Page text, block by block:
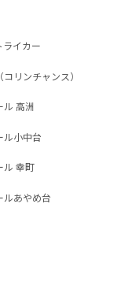
ライカー
リンチャンス）
ル 高洲
ル小中台
ル 幸町
ルあやめ台